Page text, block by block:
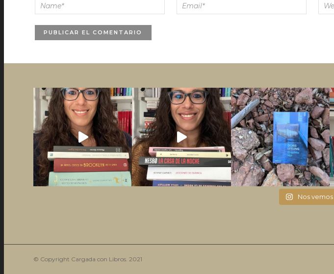
Nos
© Copyright Cargada con Libros. 2021